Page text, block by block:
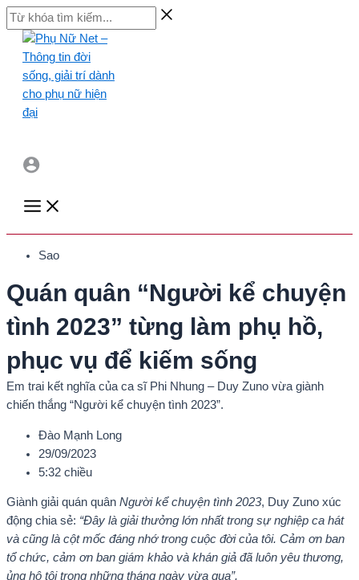
Skip
to
content
Từ
khóa
kiếm...
Main
Menu
Sao
Quán quân “Người kể chuyện
tình 2023” từng làm phụ hồ,
phục vụ để kiếm sống
Em trai kết nghĩa của ca sĩ Phi Nhung – Duy Zuno vừa giành
chiến thắng “Người kể chuyện tình 2023”.
Đào Mạnh Long
29/09/2023
5:32 chiều
Giành giải quán quân Người kể chuyện tình 2023, Duy Zuno xúc
động chia sẻ: “Đây là giải thưởng lớn nhất trong sự nghiệp ca hát
và cũng là cột mốc đáng nhớ trong cuộc đời của tôi. Cảm ơn ban
tổ chức, cảm ơn ban giám khảo và khán giả đã luôn yêu thương,
ủng hộ tôi trong những tháng ngày vừa qua”.